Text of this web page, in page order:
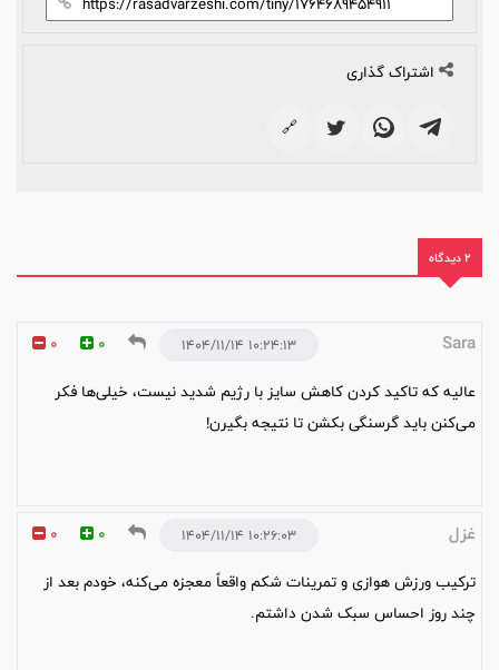
اشتراک گذاری
🔗
2 دیدگاه
Sara
0
0 ۱۰:۲۴:۱۳ ۱۴۰۴/۱۱/۱۴
عالیه که تاکید کردن کاهش سایز با رژیم شدید نیست، خیلی‌ها فکر
می‌کنن باید گرسنگی بکشن تا نتیجه بگیرن!
غزل 0
0 ۱۰:۲۶:۰۳ ۱۴۰۴/۱۱/۱۴
ترکیب ورزش هوازی و تمرینات شکم واقعاً معجزه می‌کنه، خودم بعد از
چند روز احساس سبک شدن داشتم.